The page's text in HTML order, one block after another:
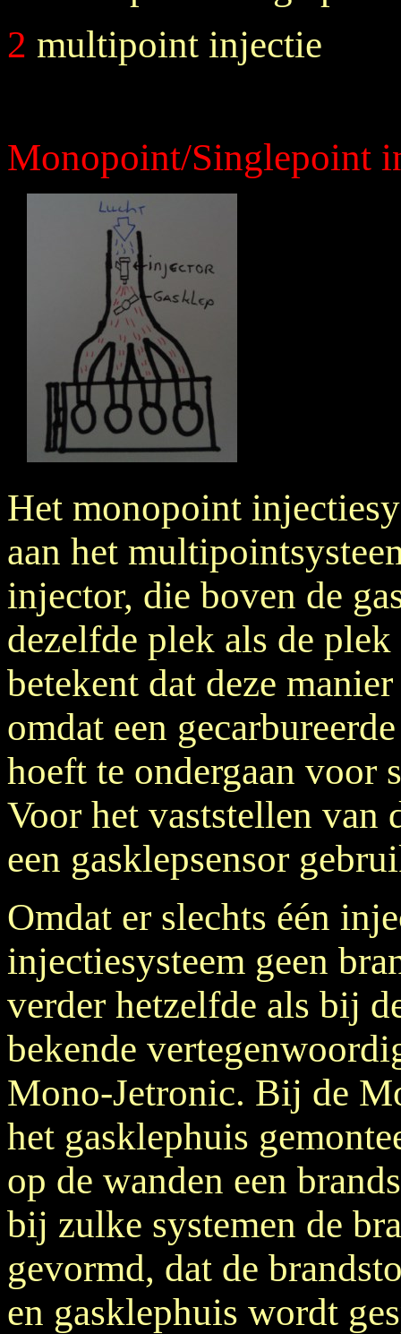
2 multipoint injectie
Monopoint/Singlepoint
Het monopoint
aan het
injector, die boven de
dezelfde plek als de
betekent dat deze
omdat een
hoeft te ondergaan voor
Voor het vaststellen van
een gasklepsensor
Omdat er slechts één
injectiesysteem geen
verder hetzelfde als bij
bekende
Mono-Jetronic. Bij de
het gasklephuis
op de wanden een
bij zulke systemen de
gevormd, dat de
en gasklephuis wordt